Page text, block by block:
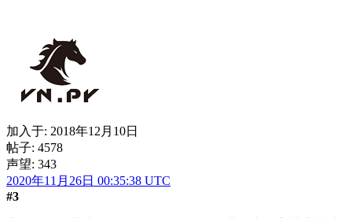
加入于: 2018年12月10日
帖子: 4578
声望: 343
2020年11月26日 00:35:38 UTC
#3